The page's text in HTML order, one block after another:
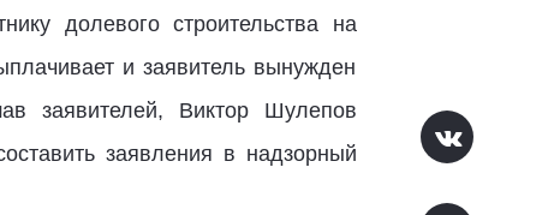
долевого строительства на
и заявитель вынужден
заявителей, Виктор Шулепов
заявления в надзорный